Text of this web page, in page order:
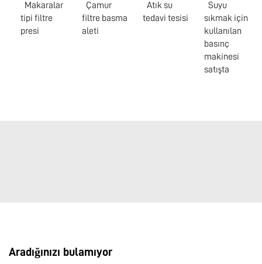
Makaralar
tipi filtre
presi
Çamur
filtre basma
aleti
Atık su
tedavi tesisi
Suyu
sıkmak için
kullanılan
basınç
makinesi
satışta
Aradığınızı bulamıyor